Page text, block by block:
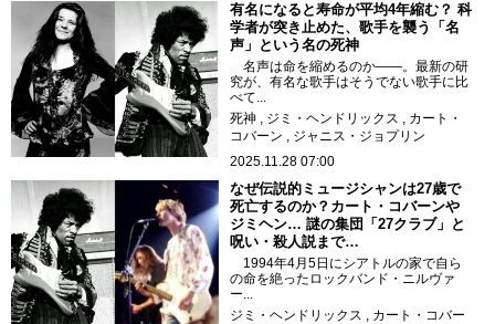
有名になると寿命が平均4年縮む？ 科
学者が突き止めた、歌手を襲う「名
声」という名の死神
名声は命を縮めるのか――。最新の研
究が、有名な歌手はそうでない歌手に比
べて...
死神
ジミ・ヘンドリックス
カート・
コバーン
ジャニス・ジョプリン
2025.11.28 07:00
なぜ伝説的ミュージシャンは27歳で
死亡するのか？カート・コバーンや
ジミヘン… 謎の集団「27クラブ」と
呪い・殺人説まで…
1994年4月5日にシアトルの家で自ら
の命を絶ったロックバンド・ニルヴァ
ー...
ジミ・ヘンドリックス
カート・コバー